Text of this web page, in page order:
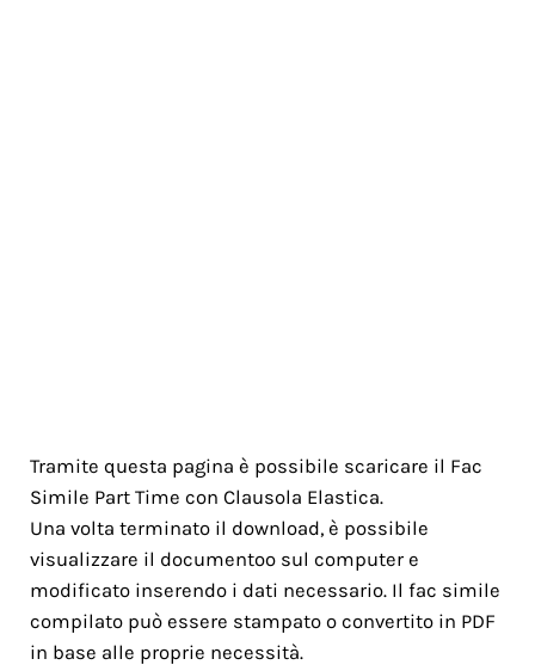
Tramite questa pagina è possibile scaricare il Fac
Simile Part Time con Clausola Elastica.
Una volta terminato il download, è possibile
visualizzare il documentoo sul computer e
modificato inserendo i dati necessario. Il fac simile
compilato può essere stampato o convertito in PDF
in base alle proprie necessità.